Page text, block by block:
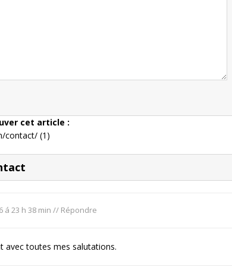
cet article :
contact/ (1)
á 23 h 38 min // Répondre
avec toutes mes salutations.